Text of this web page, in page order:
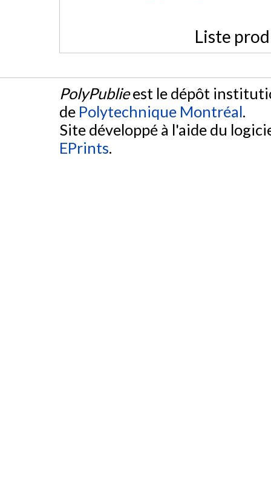
Liste
PolyPublieest le dépôt
de Polytechnique Montréal.
Site développé à l'aide du
EPrints.